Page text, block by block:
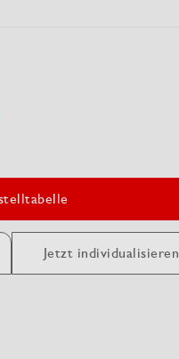
Jetzt individualisieren